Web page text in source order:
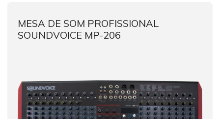
MESA DE SOM PROFISSIONAL
SOUNDVOICE MP-206